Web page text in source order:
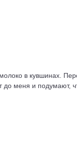
в кувшинах.
меня и подумают,